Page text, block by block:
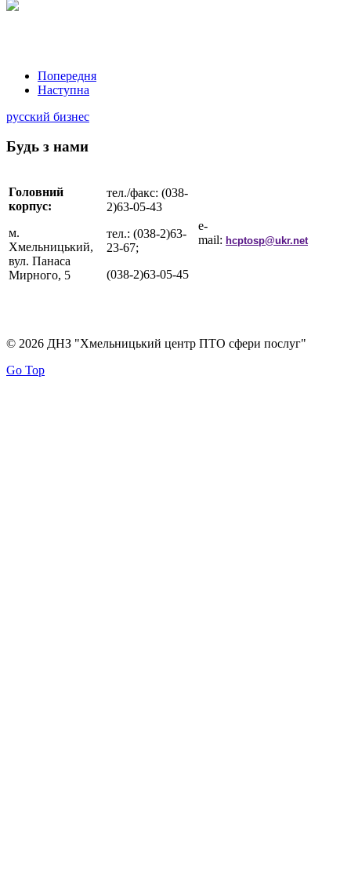
Попередня
Наступна
русский бизнес
Будь з нами
Головний
корпус:
м.
Хмельницький,
вул. Панаса
Мирного, 5
тел./факс: (038-
2)63-05-43
тел.: (038-2)63-
23-67;
(038-2)63-05-45
e-
mail: hcptosp@ukr.net
© 2026 ДНЗ "Хмельницький центр ПТО сфери послуг"
Go Top